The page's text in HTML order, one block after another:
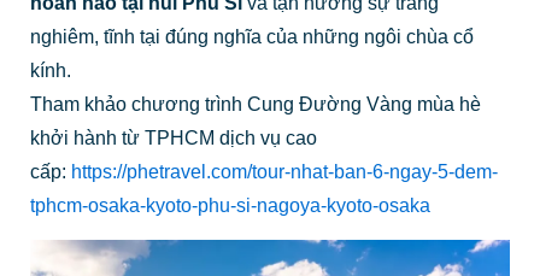
nghiêm, tĩnh tại đúng nghĩa của những ngôi chùa cổ
kính.
Tham khảo chương trình Cung Đường Vàng mùa hè
khởi hành từ TPHCM dịch vụ cao
cấp: https://phetravel.com/tour-nhat-ban-6-ngay-5-dem-
tphcm-osaka-kyoto-phu-si-nagoya-kyoto-osaka